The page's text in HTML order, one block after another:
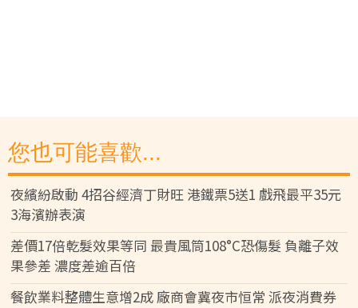
您也可能喜歡...
夜繽紛啟動 4招谷經濟丁財旺 港鐵票5送1 戲飛最平35元
3海濱辦表演
差價17倍乾髮效果等同 最貴風筒108°C恐傷髮 負離子效
果參差 濃度差逾百倍
餐飲業料整體生意增2成 廠商會冀夜市恒常 派夜消費券